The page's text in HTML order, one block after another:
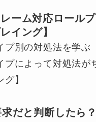
ーム対応ロール
イング】
別の対処法を学ぶ
によって対処法が
】
だと判断したら？